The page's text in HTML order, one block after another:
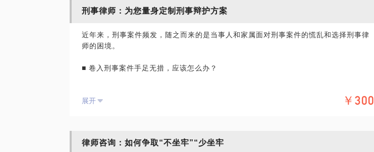
刑事律师：为您量身定制刑事辩护方案
近年来，刑事案件频发，随之而来的是当事人和家属面对刑事案件的慌乱和选择刑事律
师的困境。
■ 卷入刑事案件手足无措，应该怎么办？
展开 ￥300
律师咨询：如何争取“不坐牢”“少坐牢